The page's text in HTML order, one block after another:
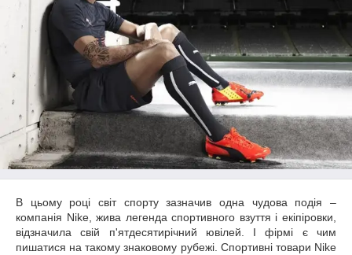
В цьому році світ спорту зазначив одна чудова подія –
компанія Nike, жива легенда спортивного взуття і екіпіровки,
відзначила свій п'ятдесятирічний ювілей. І фірмі є чим
пишатися на такому знаковому рубежі. Спортивні товари Nike